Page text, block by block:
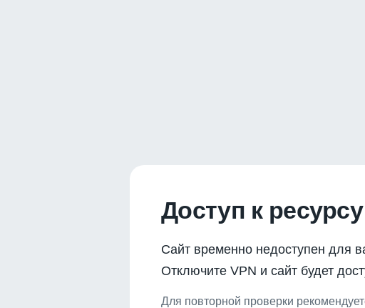
Доступ к
Сайт временно недоступен для
Отключите VPN и сайт будет
Для повторной проверки